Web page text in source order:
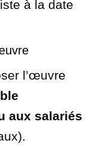
à la date
l’œuvre
aux salariés